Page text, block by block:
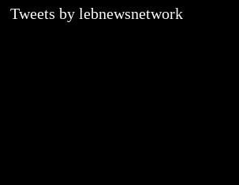
Tweets by lebnewsnetwork